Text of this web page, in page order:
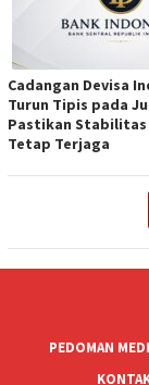
Cadangan Devisa
Turun Tipis pada
Pastikan Stabilitas
Tetap Terjaga
PEDOMAN